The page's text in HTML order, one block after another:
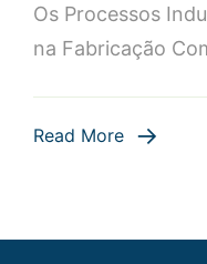
Os Processos
na Fabricação
Read More